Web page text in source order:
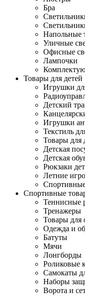
Бра
Напольные
Уличные
Офисные
Лампочки
Товары для детей
Игрушки
Детский
Игрушки
Текстиль
Товары для
Детская
Детская
Рюкзаки
Летние
Спортивные
Теннисные
Тренажеры
Товары для
Одежда и
Батуты
Мячи
Лонгборды
Роликовые
Самокаты
Наборы
Ворота и